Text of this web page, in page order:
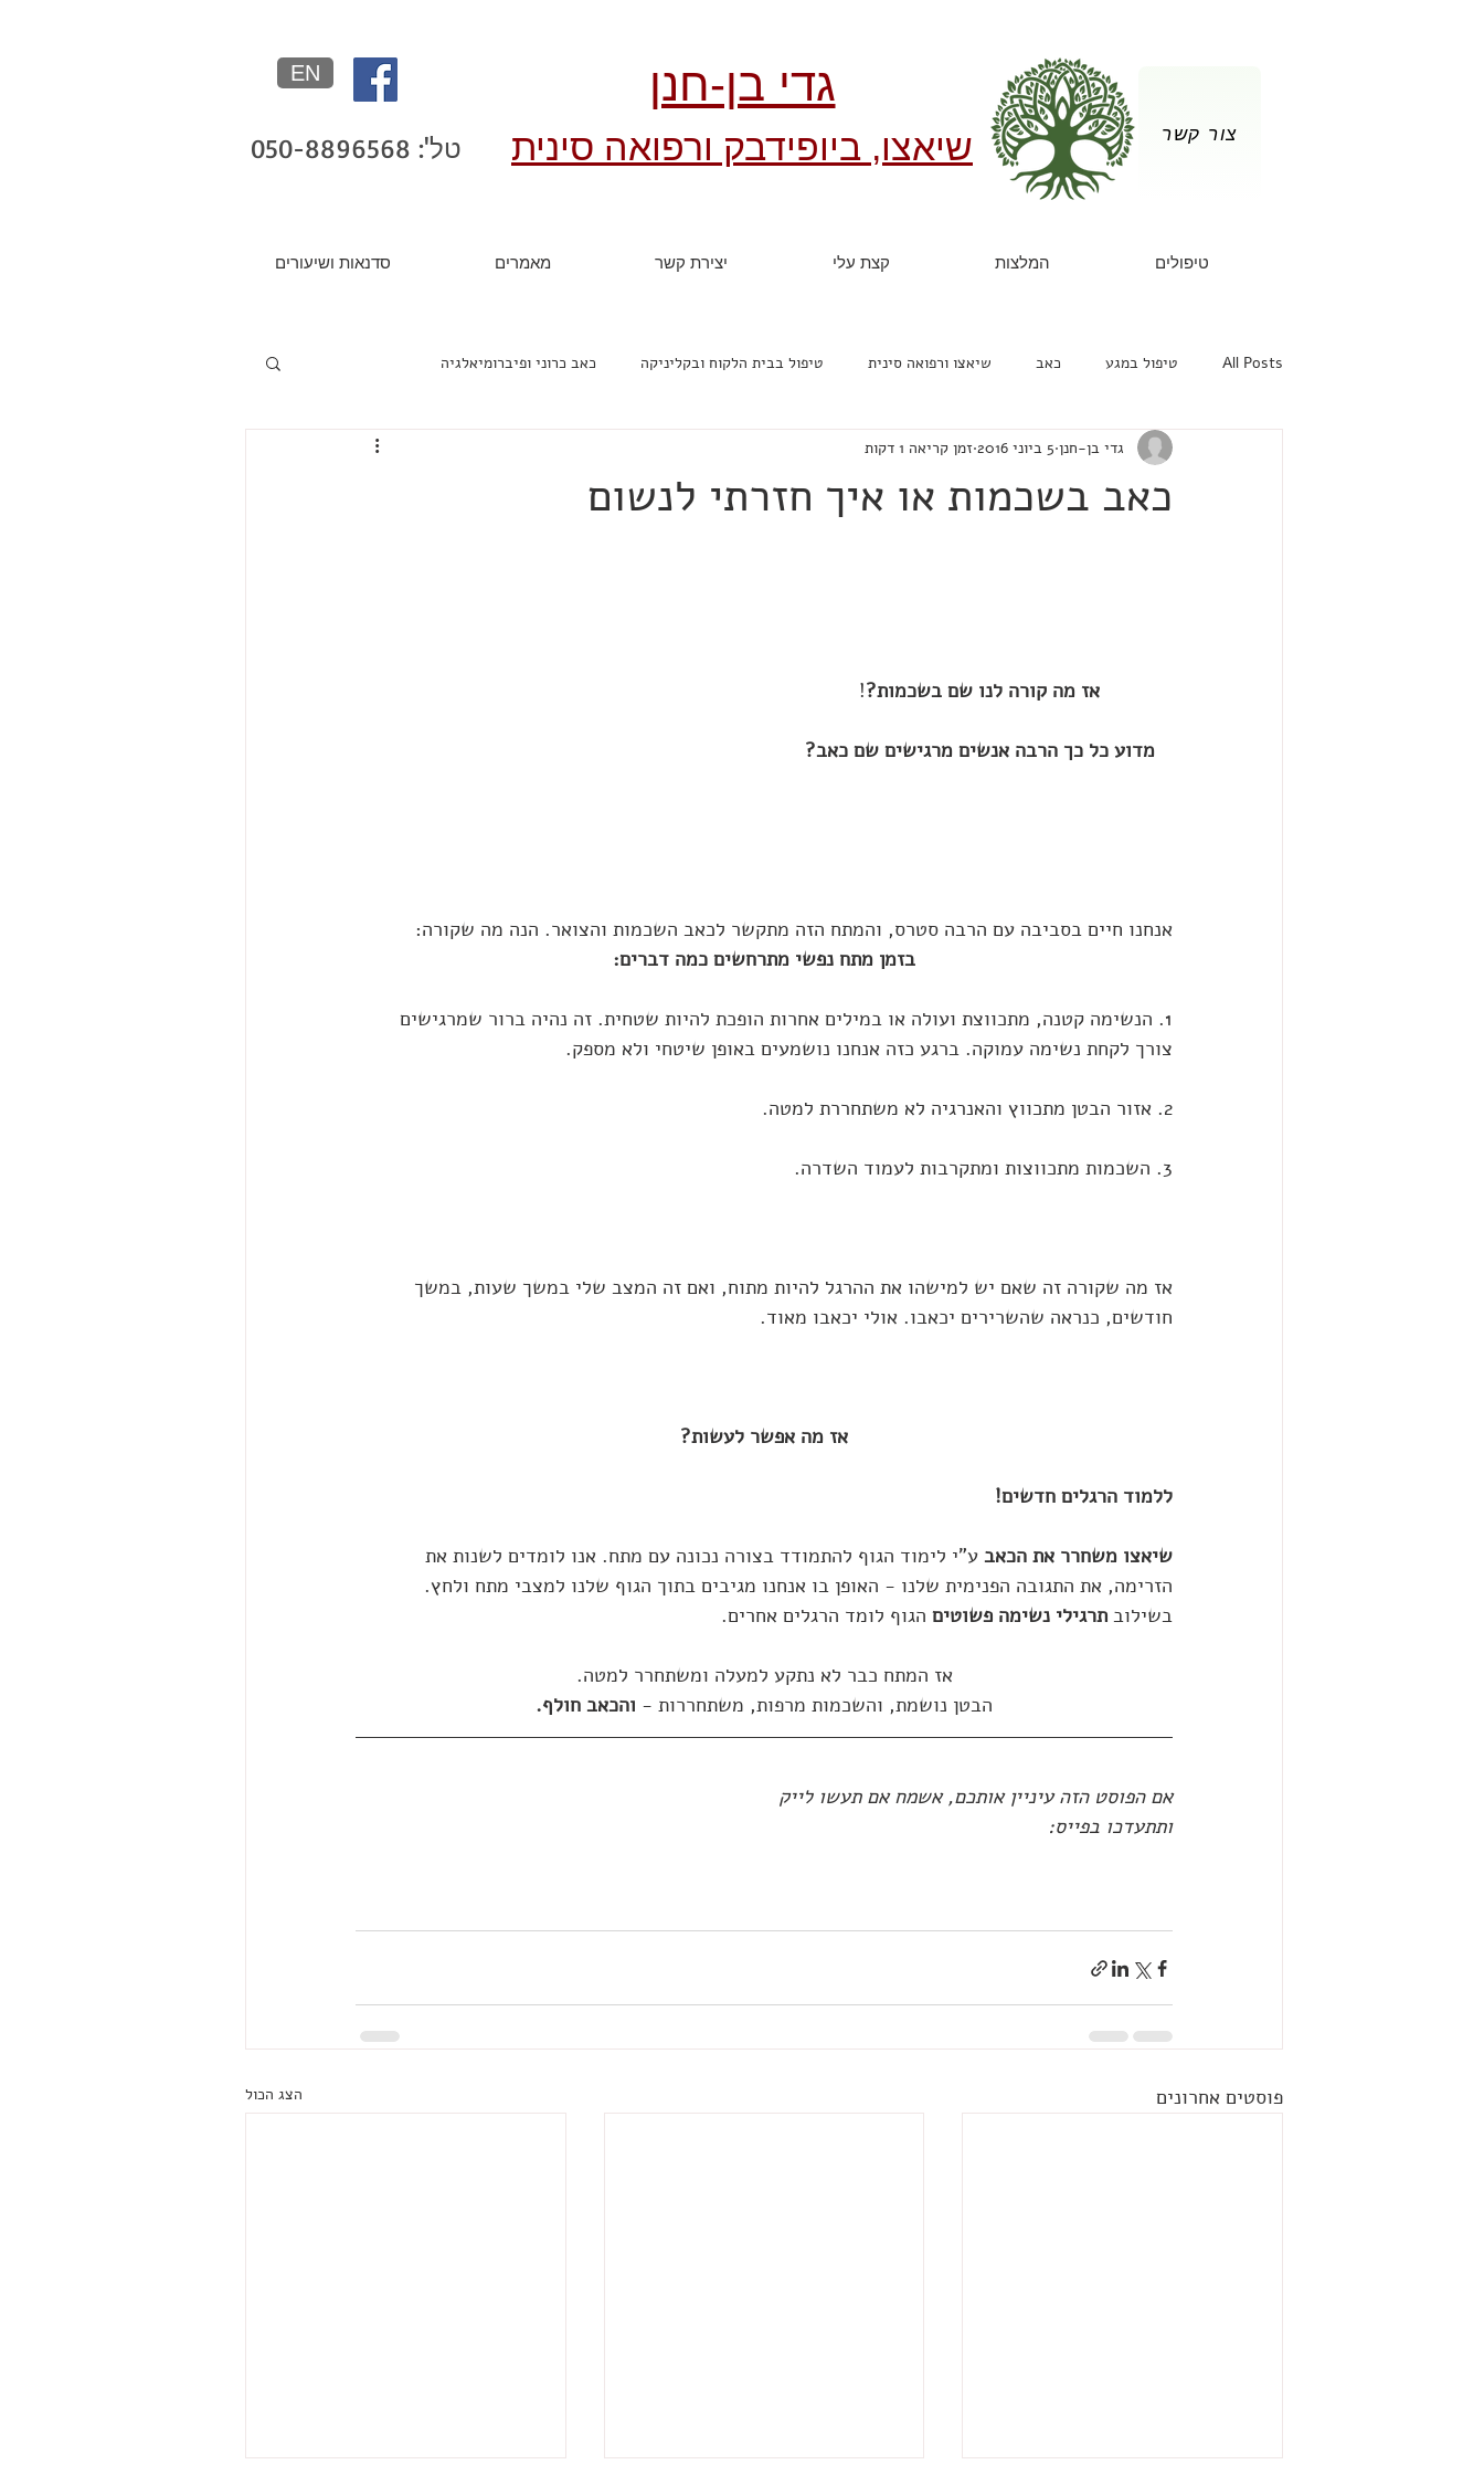
צור קשר
גדי בן-חנן
שיאצו, ביופידבק ורפואה סינית
EN
טל': 050-8896568
טיפולים המלצות קצת עלי יצירת קשר מאמרים סדנאות ושיעורים
All Posts טיפול במגע כאב שיאצו ורפואה סינית טיפול בבית הלקוח ובקליניקה כאב כרוני ופיברומיאלגיה
כאב בשכמות או איך חזרתי לנשום
גדי בן-חנן 5 ביוני 2016 זמן קריאה 1 דקות
אז מה קורה לנו שם בשכמות?!
מדוע כל כך הרבה אנשים מרגישים שם כאב?
אנחנו חיים בסביבה עם הרבה סטרס, והמתח הזה מתקשר לכאב השכמות והצואר. הנה מה שקורה:
בזמן מתח נפשי מתרחשים כמה דברים:
1. הנשימה קטנה, מתכווצת ועולה או במילים אחרות הופכת להיות שטחית. זה נהיה ברור שמרגישים
צורך לקחת נשימה עמוקה. ברגע כזה אנחנו נושמעים באופן שיטחי ולא מספק.
2. אזור הבטן מתכווץ והאנרגיה לא משתחררת למטה.
3. השכמות מתכווצות ומתקרבות לעמוד השדרה.
אז מה שקורה זה שאם יש למישהו את ההרגל להיות מתוח, ואם זה המצב שלי במשך שעות, במשך
חודשים, כנראה שהשרירים יכאבו. אולי יכאבו מאוד.
אז מה אפשר לעשות?
ללמוד הרגלים חדשים!
שיאצו משחרר את הכאב ע"י לימוד הגוף להתמודד בצורה נכונה עם מתח. אנו לומדים לשנות את
הזרימה, את התגובה הפנימית שלנו - האופן בו אנחנו מגיבים בתוך הגוף שלנו למצבי מתח ולחץ.
בשילוב תרגילי נשימה פשוטים הגוף לומד הרגלים אחרים.
אז המתח כבר לא נתקע למעלה ומשתחרר למטה.
הבטן נושמת, והשכמות מרפות, משתחררות - והכאב חולף.
אם הפוסט הזה עיניין אותכם, אשמח אם תעשו לייק
ותתעדכו בפייס:
פוסטים אחרונים הצג הכול